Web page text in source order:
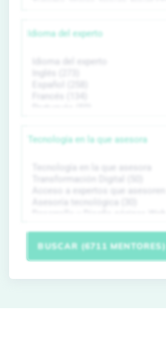
Idioma del experto
Tecnología en la que asesora
BUSCAR (6711 MENTORES)